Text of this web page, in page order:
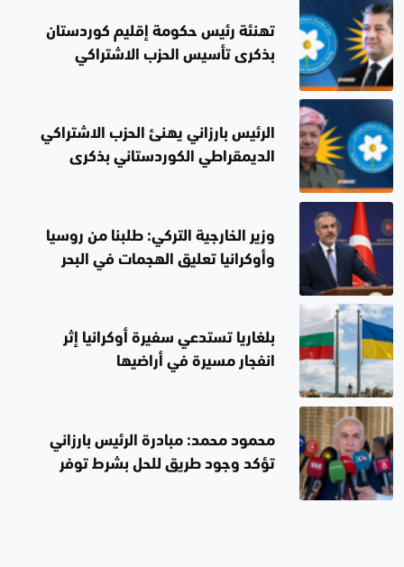
تهنئة رئيس حكومة إقليم كوردستان
بذكرى تأسيس الحزب الاشتراكي
الرئيس بارزاني يهنئ الحزب الاشتراكي
الديمقراطي الكوردستاني بذكرى
وزير الخارجية التركي: طلبنا من روسيا
وأوكرانيا تعليق الهجمات في البحر
بلغاريا تستدعي سفيرة أوكرانيا إثر
انفجار مسيرة في أراضيها
محمود محمد: مبادرة الرئيس بارزاني
تؤكد وجود طريق للحل بشرط توفر